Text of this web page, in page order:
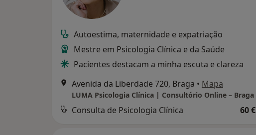
Autoestima, maternidade e expatriação
Mestre em Psicologia Clínica e da Saúde
Pacientes destacam a minha escuta e clareza
Avenida da Liberdade 720, Braga • Mapa
LUMA Psicologia Clínica | Consultório Online – Braga
Consulta de Psicologia Clínica 60 €